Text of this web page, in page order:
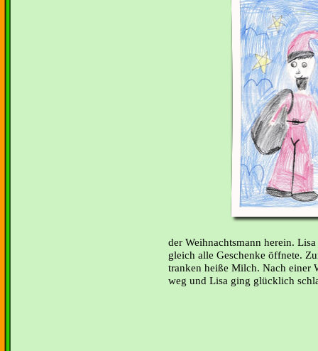
der Weihnachtsmann herein.
gleich alle Geschenke öffnete.
tranken heiße Milch. Nach einer
weg und Lisa ging glücklich